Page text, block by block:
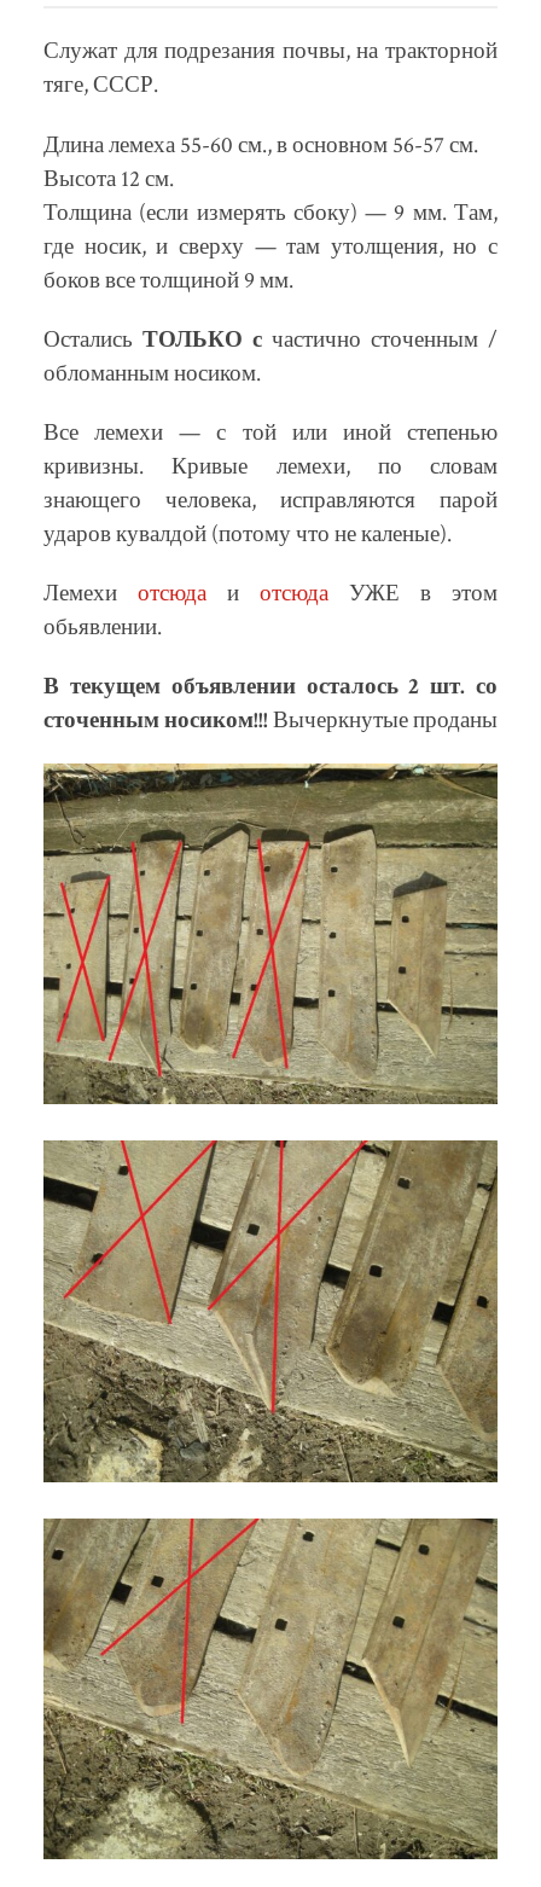
Служат для подрезания почвы, на тракторной
тяге, СССР.
Длина лемеха 55-60 см., в основном 56-57 см.
Высота 12 см.
Толщина (если измерять сбоку) — 9 мм. Там,
где носик, и сверху — там утолщения, но с
боков все толщиной 9 мм.
Остались ТОЛЬКО счастично сточенным /
обломанным носиком.
Все лемехи — с той или иной степенью
кривизны. Кривые лемехи, по словам
знающего человека, исправляются парой
ударов кувалдой (потому что не каленые).
Лемехи отсюда иотсюда УЖЕ в этом
обьявлении.
В текущем объявлении осталось 2 шт. со
сточенным носиком!!! Вычеркнутые проданы